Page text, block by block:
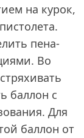
на курок,
пена-
Во
баллон с
Для
баллон от